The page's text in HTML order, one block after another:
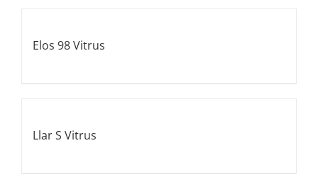
Elos 98 Vitrus
Llar S Vitrus